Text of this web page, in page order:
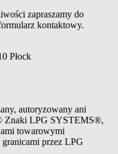
zapraszamy do
kontaktowy.
Płock
autoryzowany ani
Znaki LPG SYSTEMS®,
towarowymi
przez LPG